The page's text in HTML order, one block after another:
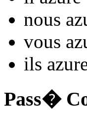
nous
vous
ils azur
Pass�